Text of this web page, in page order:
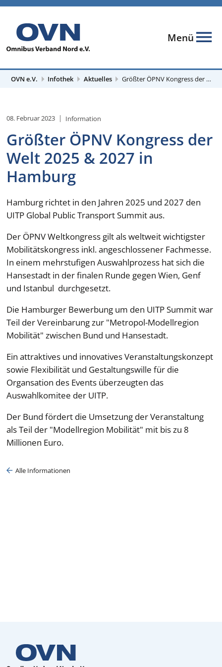
Menü
OVN e.V. Infothek Aktuelles Größter ÖPNV Kongress der Welt 2025 & 2027 in Hamburg
08. Februar 2023 Information
Größter ÖPNV Kongress der
Welt 2025 & 2027 in
Hamburg
Hamburg richtet in den Jahren 2025 und 2027 den
UITP Global Public Transport Summit aus.
Der ÖPNV Weltkongress gilt als weltweit wichtigster
Mobilitätskongress inkl. angeschlossener Fachmesse.
In einem mehrstufigen Auswahlprozess hat sich die
Hansestadt in der finalen Runde gegen Wien, Genf
und Istanbul durchgesetzt.
Die Hamburger Bewerbung um den UITP Summit war
Teil der Vereinbarung zur "Metropol-Modellregion
Mobilität" zwischen Bund und Hansestadt.
Ein attraktives und innovatives Veranstaltungskonzept
sowie Flexibilität und Gestaltungswille für die
Organsation des Events überzeugten das
Auswahlkomitee der UITP.
Der Bund fördert die Umsetzung der Veranstaltung
als Teil der "Modellregion Mobilität" mit bis zu 8
Millionen Euro.
Alle Informationen